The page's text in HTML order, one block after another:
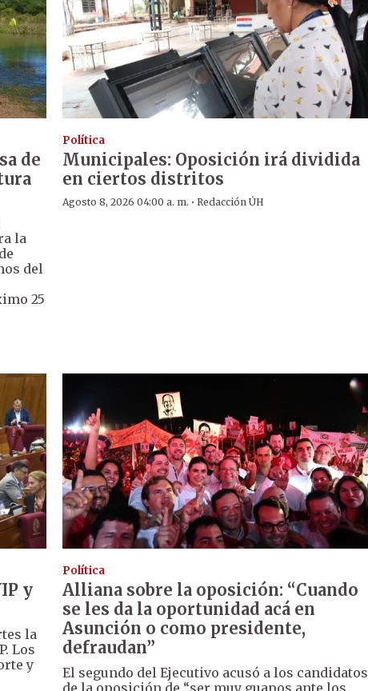
de
la
del
25
Política
Municipales: Oposición irá dividida
en ciertos distritos
Agosto 8, 2026 04:00 a. m. ·Redacción ÚH
y
la
Los
y
Política
Alliana sobre la oposición: “Cuando
se les da la oportunidad acá en
Asunción o como presidente,
defraudan”
El segundo del Ejecutivo acusó a los candidatos
de la oposición de “ser muy guapos ante los